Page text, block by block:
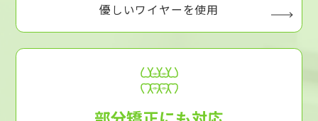
優しいワイヤーを使用